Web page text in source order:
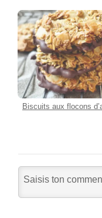
Biscuits aux flocons